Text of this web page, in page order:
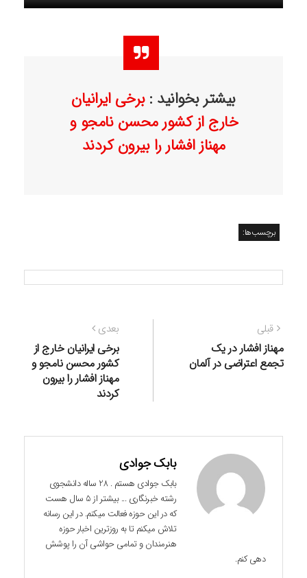
بیشتر بخوانید :برخی ایرانیان
خارج از کشور محسن نامجو و
مهناز افشار را بیرون کردند
برچسب‌ها:
راهبری
نوشته
قبلی
قبلی:
مهناز افشار در یک
تجمع اعتراضی در آلمان
بعدی
بعدی:
برخی ایرانیان خارج از
کشور محسن نامجو و
مهناز افشار را بیرون
کردند
بابک جوادی
بابک جوادی هستم . 28 ساله دانشجوی
رشته خبرنگاری ... بیشتر از 5 سال هست
که در این حوزه فعالت میکنم. در این رسانه
تلاش میکنم تا به روزترین اخبار حوزه
هنرمندان و تمامی حواشی آن را پوشش
دهی کنم.